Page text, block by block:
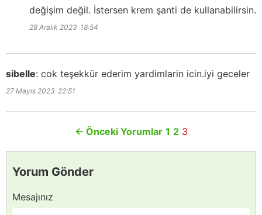
değişim değil. İstersen krem şanti de kullanabilirsin.
28 Aralık 2023 18:54
sibelle: cok teşekkür ederim yardimlarin icin.iyi geceler
27 Mayıs 2023 22:51
← Önceki Yorumlar 1 2 3
Yorum Gönder
Mesajınız